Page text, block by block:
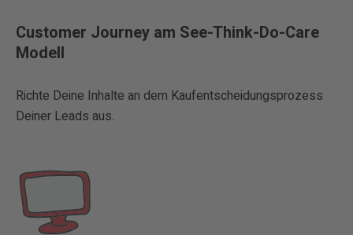
Customer Journey am See-Think-Do-Care
Modell
Richte Deine Inhalte an dem Kaufentscheidungsprozess
Deiner Leads aus.